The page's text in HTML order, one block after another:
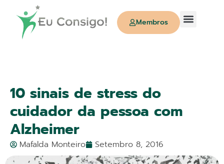
Membros
10 sinais de stress do
cuidador da pessoa com
Alzheimer
Mafalda Monteiro Setembro 8, 2016